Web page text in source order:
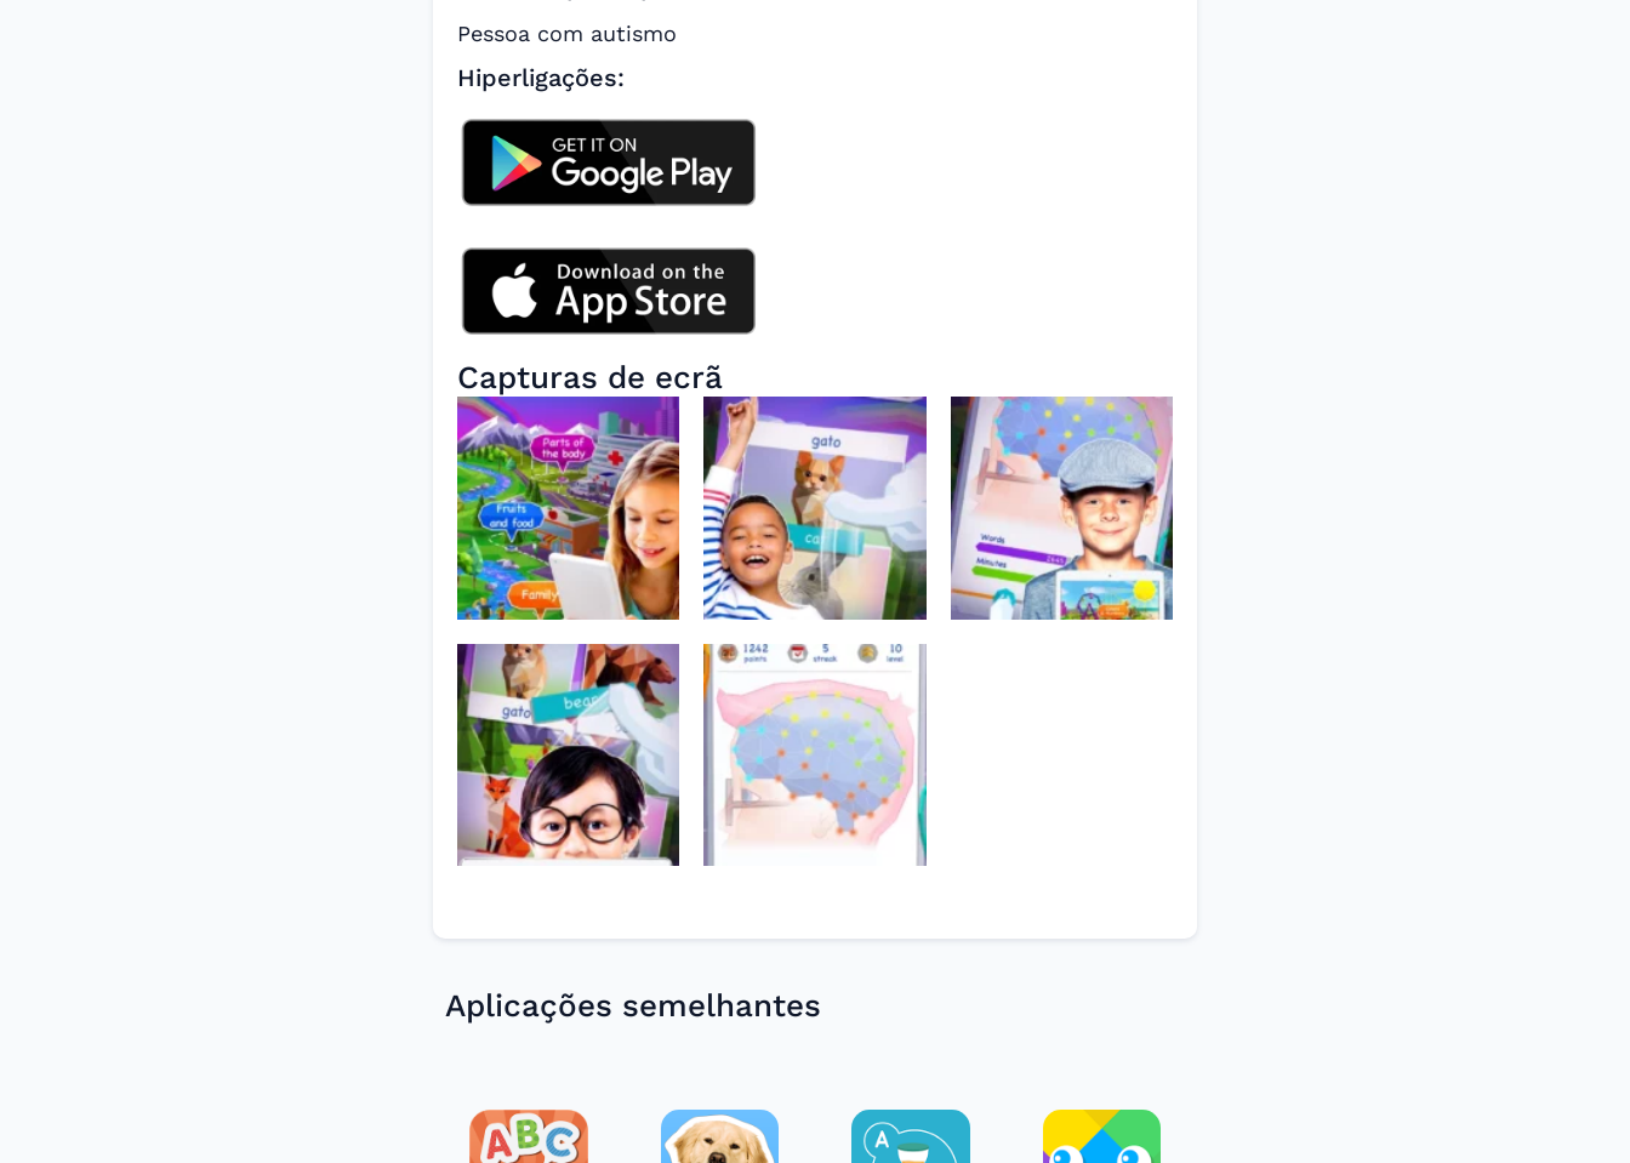
Pessoa com autismo
Hiperligações:
Capturas de ecrã
Aplicações semelhantes